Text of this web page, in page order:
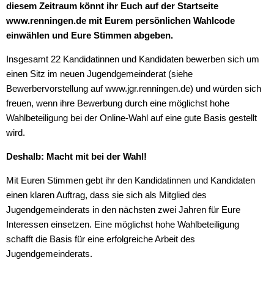
diesem Zeitraum könnt ihr Euch auf der Startseite
www.renningen.de mit Eurem persönlichen Wahlcode
einwählen und Eure Stimmen abgeben.
Insgesamt 22 Kandidatinnen und Kandidaten bewerben sich um
einen Sitz im neuen Jugendgemeinderat (siehe
Bewerbervorstellung auf www.jgr.renningen.de) und würden sich
freuen, wenn ihre Bewerbung durch eine möglichst hohe
Wahlbeteiligung bei der Online-Wahl auf eine gute Basis gestellt
wird.
Deshalb: Macht mit bei der Wahl!
Mit Euren Stimmen gebt ihr den Kandidatinnen und Kandidaten
einen klaren Auftrag, dass sie sich als Mitglied des
Jugendgemeinderats in den nächsten zwei Jahren für Eure
Interessen einsetzen. Eine möglichst hohe Wahlbeteiligung
schafft die Basis für eine erfolgreiche Arbeit des
Jugendgemeinderats.